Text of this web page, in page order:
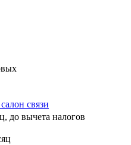
связи
до вычета налогов